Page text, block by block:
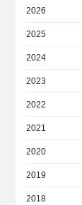
2026
2025
2024
2023
2022
2021
2020
2019
2018